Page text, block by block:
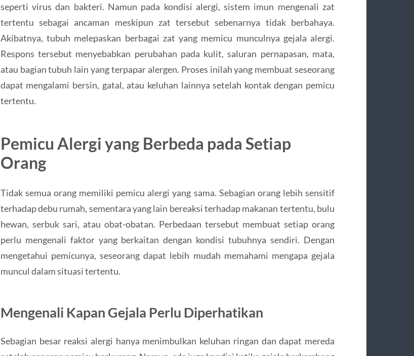
seperti virus dan bakteri. Namun pada kondisi alergi, sistem imun mengenali zat
tertentu sebagai ancaman meskipun zat tersebut sebenarnya tidak berbahaya.
Akibatnya, tubuh melepaskan berbagai zat yang memicu munculnya gejala alergi.
Respons tersebut menyebabkan perubahan pada kulit, saluran pernapasan, mata,
atau bagian tubuh lain yang terpapar alergen. Proses inilah yang membuat seseorang
dapat mengalami bersin, gatal, atau keluhan lainnya setelah kontak dengan pemicu
tertentu.
Pemicu Alergi yang Berbeda pada Setiap
Orang
Tidak semua orang memiliki pemicu alergi yang sama. Sebagian orang lebih sensitif
terhadap debu rumah, sementara yang lain bereaksi terhadap makanan tertentu, bulu
hewan, serbuk sari, atau obat-obatan. Perbedaan tersebut membuat setiap orang
perlu mengenali faktor yang berkaitan dengan kondisi tubuhnya sendiri. Dengan
mengetahui pemicunya, seseorang dapat lebih mudah memahami mengapa gejala
muncul dalam situasi tertentu.
Mengenali Kapan Gejala Perlu Diperhatikan
Sebagian besar reaksi alergi hanya menimbulkan keluhan ringan dan dapat mereda